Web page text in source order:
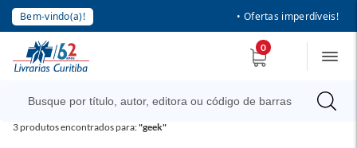
Bem-vindo(a)! • Ofertas imperdíveis!
0
3produtos encontrados para:"geek"